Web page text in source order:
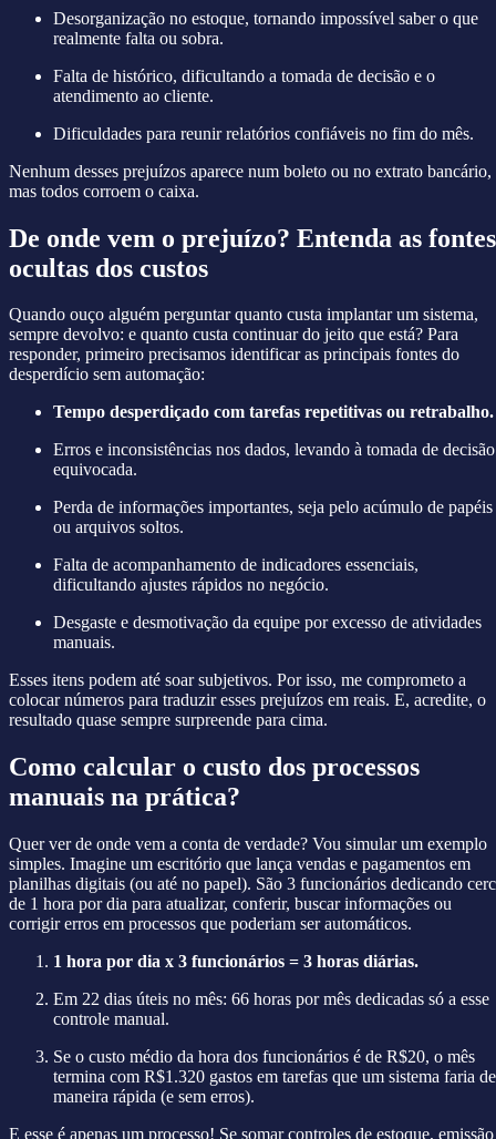
Desorganização no estoque, tornando impossível saber o que
realmente falta ou sobra.
Falta de histórico, dificultando a tomada de decisão e o
atendimento ao cliente.
Dificuldades para reunir relatórios confiáveis no fim do mês.
Nenhum desses prejuízos aparece num boleto ou no extrato bancário,
mas todos corroem o caixa.
De onde vem o prejuízo? Entenda as fontes
ocultas dos custos
Quando ouço alguém perguntar quanto custa implantar um sistema,
sempre devolvo: e quanto custa continuar do jeito que está? Para
responder, primeiro precisamos identificar as principais fontes do
desperdício sem automação:
Tempo desperdiçado com tarefas repetitivas ou retrabalho.
Erros e inconsistências nos dados, levando à tomada de decisão
equivocada.
Perda de informações importantes, seja pelo acúmulo de papéis
ou arquivos soltos.
Falta de acompanhamento de indicadores essenciais,
dificultando ajustes rápidos no negócio.
Desgaste e desmotivação da equipe por excesso de atividades
manuais.
Esses itens podem até soar subjetivos. Por isso, me comprometo a
colocar números para traduzir esses prejuízos em reais. E, acredite, o
resultado quase sempre surpreende para cima.
Como calcular o custo dos processos
manuais na prática?
Quer ver de onde vem a conta de verdade? Vou simular um exemplo
simples. Imagine um escritório que lança vendas e pagamentos em
planilhas digitais (ou até no papel). São 3 funcionários dedicando
de 1 hora por dia para atualizar, conferir, buscar informações ou
corrigir erros em processos que poderiam ser automáticos.
1 hora por dia x 3 funcionários = 3 horas diárias.
Em 22 dias úteis no mês: 66 horas por mês dedicadas só a esse
controle manual.
Se o custo médio da hora dos funcionários é de R$20, o mês
termina com R$1.320 gastos em tarefas que um sistema faria de
maneira rápida (e sem erros).
E esse é apenas um processo! Se somar controles de estoque, emissão